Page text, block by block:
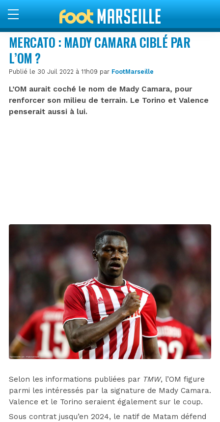
MERCATO : MADY CAMARA CIBLÉ PAR
L’OM ?
Publié le 30 Juil 2022 à 11h09 par FootMarseille
L’OM aurait coché le nom de Mady Camara, pour
renforcer son milieu de terrain. Le Torino et Valence
penserait aussi à lui.
Selon les informations publiées par TMW, l’OM figure
parmi les intéressés par la signature de Mady Camara.
Valence et le Torino seraient également sur le coup.
Sous contrat jusqu’en 2024, le natif de Matam défend